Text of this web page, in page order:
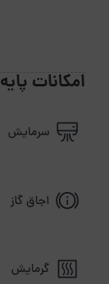
امکانات پایه
سرمایش
اجاق گاز
گرمایش